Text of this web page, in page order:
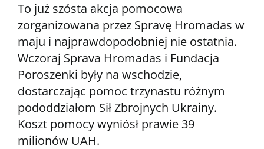
To już szósta akcja pomocowa
zorganizowana przez Spravę Hromadas w
maju i najprawdopodobniej nie ostatnia.
Wczoraj Sprava Hromadas i Fundacja
Poroszenki były na wschodzie,
dostarczając pomoc trzynastu różnym
pododdziałom Sił Zbrojnych Ukrainy.
Koszt pomocy wyniósł prawie 39
milionów UAH.